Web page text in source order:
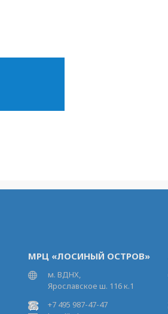
МРЦ «ЛОСИНЫЙ ОСТРОВ»
м. ВДНХ,
Ярославское ш. 116 к.1
+7 495 987-47-47